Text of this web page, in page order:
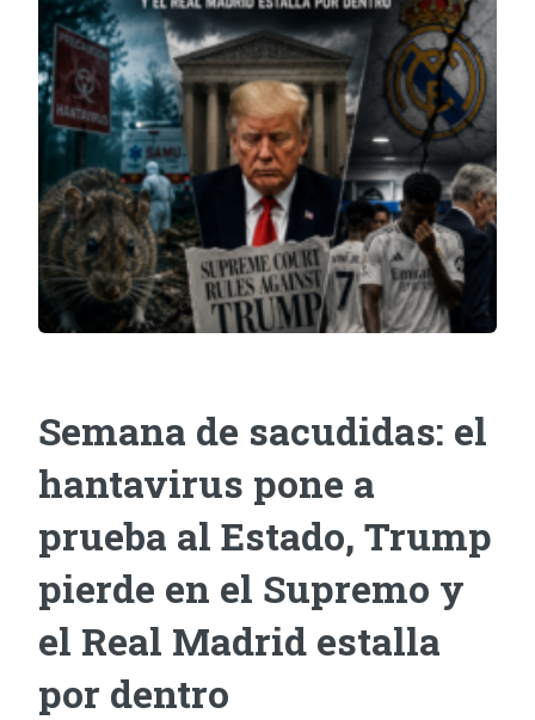
Semana de sacudidas: el
hantavirus pone a
prueba al Estado, Trump
pierde en el Supremo y
el Real Madrid estalla
por dentro